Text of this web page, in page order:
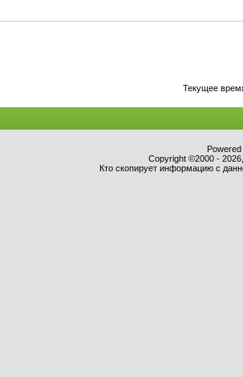
Текущее
Copyright ©2000 -
Кто скопирует информацию с